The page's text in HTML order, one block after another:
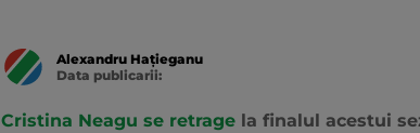
Alexandru Hațieganu
Data publicarii:
Cristina Neagu se retrage la finalul acestui